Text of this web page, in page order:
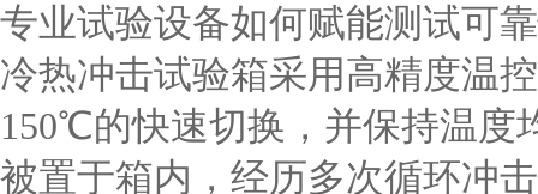
专业试验设备如何赋能测试可
冷热冲击试验箱采用高精度温
150℃的快速切换，并保持温度
被置于箱内，经历多次循环冲